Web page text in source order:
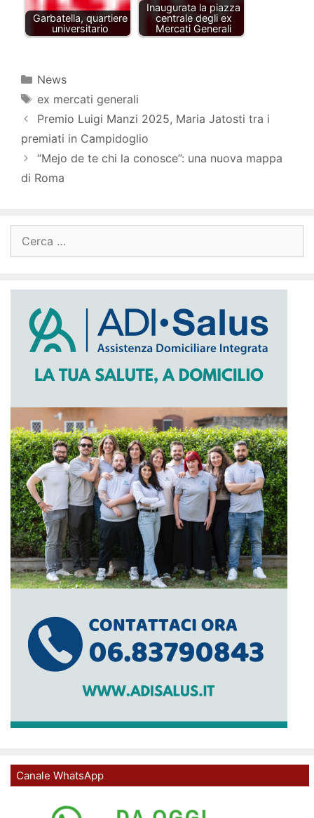
Garbatella, quartiere
universitario
Inaugurata la piazza
centrale degli ex
Mercati Generali
Categorie
News
Tag
ex mercati generali
Premio Luigi Manzi 2025, Maria Jatosti tra i
premiati in Campidoglio
“Mejo de te chi la conosce”: una nuova mappa
di Roma
per:
Canale WhatsApp